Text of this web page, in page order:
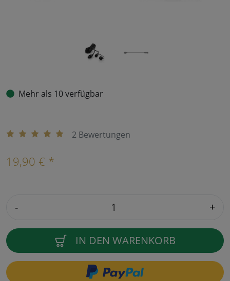
Mehr als 10 verfügbar
2 Bewertungen
19,90 € *
- +
IN DEN WARENKORB